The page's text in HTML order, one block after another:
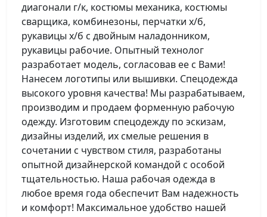
диагонали г/к, костюмы механика, костюмы
сварщика, комбинезоны, перчатки х/б,
рукавицы х/б с двойным наладонником,
рукавицы рабочие. Опытный технолог
разработает модель, согласовав ее с Вами!
Нанесем логотипы или вышивки. Спецодежда
высокого уровня качества! Мы разрабатываем,
производим и продаем форменную рабочую
одежду. Изготовим спецодежду по эскизам,
дизайны изделий, их смелые решения в
сочетании с чувством стиля, разработаны
опытной дизайнерской командой с особой
тщательностью. Наша рабочая одежда в
любое время года обеспечит Вам надежность
и комфорт! Максимальное удобство нашей